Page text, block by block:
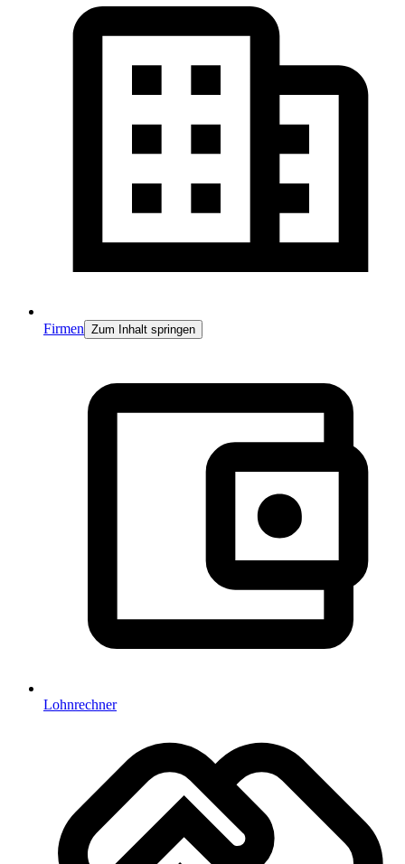
Firmen Zum Inhalt springen
Lohnrechner